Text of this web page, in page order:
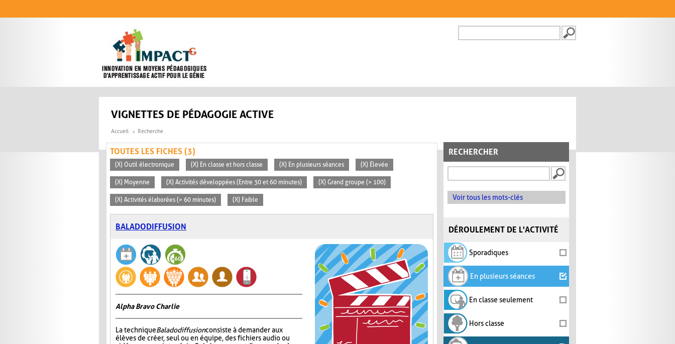
FORMULAIRE DE
VIGNETTES DE PÉDAGOGIE ACTIVE
Accueil Recherche
RECHERCHER
Voir tous les mots-clés
DÉROULEMENT DE L'ACTIVITÉ
Sporadiques
En plusieurs séances
En classe seulement
Hors classe
TOUTES LES FICHES (3)
(X) Outil électronique (X) En classe et hors classe (X) En plusieurs séances (X) Élevée
(X) Moyenne (X) Activités développées (Entre 30 et 60 minutes) (X) Grand groupe (> 100)
(X) Activités élaborées (> 60 minutes) (X) Faible
BALADODIFFUSION
Alpha Bravo Charlie
La techniqueBaladodiffusionconsiste à demander aux
élèves de créer, seul ou en équipe, des fichiers audio ou